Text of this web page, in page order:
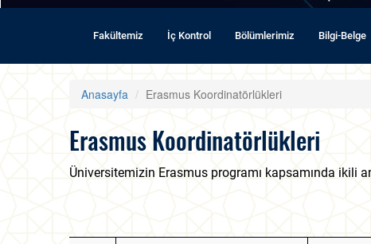
Fakültemiz İç Kontrol Bölümlerimiz Bilgi-Belge
Anasayfa Erasmus Koordinatörlükleri
Erasmus Koordinatörlükleri
Üniversitemizin Erasmus programı kapsamında ikili
İİBF ERASMUS